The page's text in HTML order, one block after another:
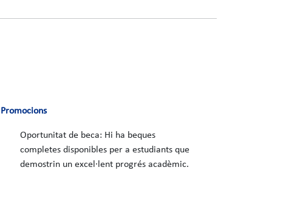
Promocions
Oportunitat de beca: Hi ha beques
completes disponibles per a estudiants que
demostrin un excel·lent progrés acadèmic.